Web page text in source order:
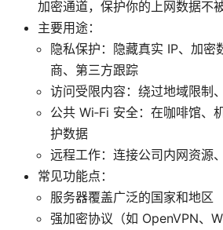
加密通道，保护你的上网数据不被
主要用途：
隐私保护：隐藏真实 IP、加密
商、第三方跟踪
访问受限内容：绕过地域限制
公共 Wi‑Fi 安全：在咖啡馆、
护数据
远程工作：连接公司内网资源
常见功能点：
服务器覆盖广泛的国家和地区
强加密协议（如 OpenVPN、